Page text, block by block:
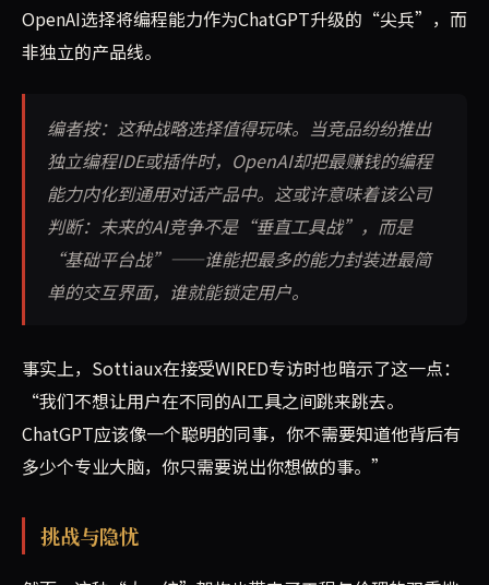
OpenAI选择将编程能力作为ChatGPT升级的“尖兵”，而
非独立的产品线。
编者按：这种战略选择值得玩味。当竞品纷纷推出
独立编程IDE或插件时，OpenAI却把最赚钱的编程
能力内化到通用对话产品中。这或许意味着该公司
判断：未来的AI竞争不是“垂直工具战”，而是
“基础平台战”——谁能把最多的能力封装进最简
单的交互界面，谁就能锁定用户。
事实上，Sottiaux在接受WIRED专访时也暗示了这一点：
“我们不想让用户在不同的AI工具之间跳来跳去。
ChatGPT应该像一个聪明的同事，你不需要知道他背后有
多少个专业大脑，你只需要说出你想做的事。”
挑战与隐忧